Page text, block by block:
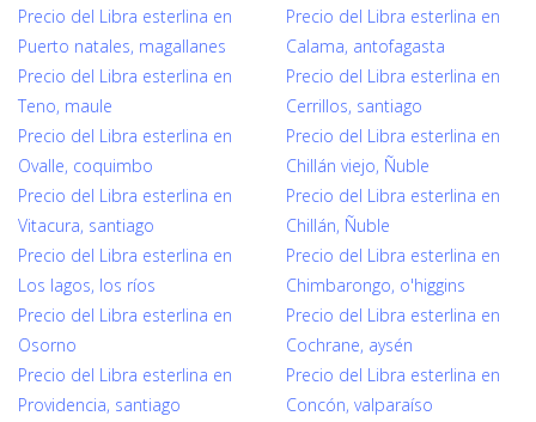
Precio del Libra esterlina en
Puerto natales, magallanes
Precio del Libra esterlina en
Teno, maule
Precio del Libra esterlina en
Ovalle, coquimbo
Precio del Libra esterlina en
Vitacura, santiago
Precio del Libra esterlina en
Los lagos, los ríos
Precio del Libra esterlina en
Osorno
Precio del Libra esterlina en
Providencia, santiago
Precio del Libra esterlina en
Calama, antofagasta
Precio del Libra esterlina en
Cerrillos, santiago
Precio del Libra esterlina en
Chillán viejo, Ñuble
Precio del Libra esterlina en
Chillán, Ñuble
Precio del Libra esterlina en
Chimbarongo, o'higgins
Precio del Libra esterlina en
Cochrane, aysén
Precio del Libra esterlina en
Concón, valparaíso